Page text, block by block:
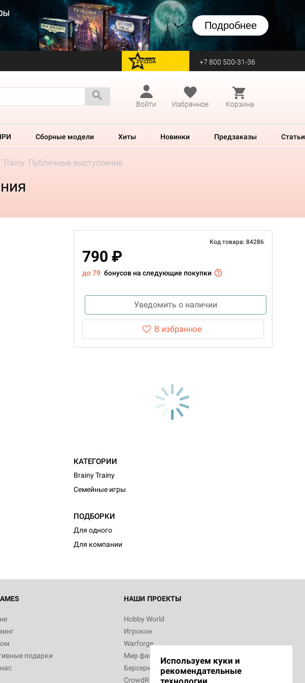
Подробнее
перейти на Zvezda +7 800 500-31-36
Войти
Избранное Корзина
Сборные модели Хиты Новинки Предзаказы Статьи
Trainy: Публичные выступления
Код товара: 84286
790 ₽
до 79 бонусов на следующие покупки
Уведомить о наличии
В избранное
КАТЕГОРИИ
Brainy Trainy
Семейные игры
ПОДБОРКИ
Для одного
Для компании
подарки
НАШИ ПРОЕКТЫ
Hobby World
Игрокон
Warforge
Мир фантастики
Берсерк
CrowdRepublic
Используем куки и
рекомендательные
технологии
игра Hobby World Берсерк.